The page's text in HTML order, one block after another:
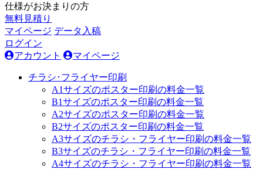
仕様がお決まりの方
無料見積り
マイページ データ入稿
ログイン
アカウント
マイページ
チラシ･フライヤー印刷
A1サイズのポスター印刷の料金一覧
B1サイズのポスター印刷の料金一覧
A2サイズのポスター印刷の料金一覧
B2サイズのポスター印刷の料金一覧
A3サイズのチラシ・フライヤー印刷の料金一覧
B3サイズのチラシ・フライヤー印刷の料金一覧
A4サイズのチラシ・フライヤー印刷の料金一覧